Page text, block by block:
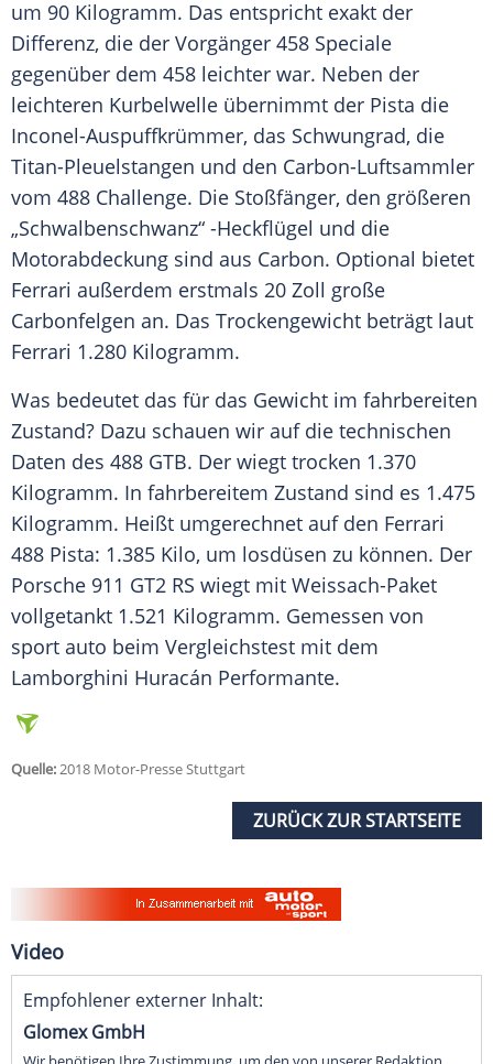
um 90 Kilogramm. Das entspricht exakt der
Differenz, die der Vorgänger 458 Speciale
gegenüber dem 458 leichter war. Neben der
leichteren Kurbelwelle übernimmt der Pista die
Inconel-Auspuffkrümmer, das Schwungrad, die
Titan-Pleuelstangen und den Carbon-Luftsammler
vom 488 Challenge. Die Stoßfänger, den größeren
„Schwalbenschwanz“ -Heckflügel und die
Motorabdeckung sind aus Carbon. Optional bietet
Ferrari außerdem erstmals 20 Zoll große
Carbonfelgen an. Das Trockengewicht beträgt laut
Ferrari 1.280 Kilogramm.
Was bedeutet das für das Gewicht im fahrbereiten
Zustand? Dazu schauen wir auf die technischen
Daten des 488 GTB. Der wiegt trocken 1.370
Kilogramm. In fahrbereitem Zustand sind es 1.475
Kilogramm. Heißt umgerechnet auf den Ferrari
488 Pista: 1.385 Kilo, um losdüsen zu können. Der
Porsche 911 GT2 RS wiegt mit Weissach-Paket
vollgetankt 1.521 Kilogramm. Gemessen von
sport auto beim Vergleichstest mit dem
Lamborghini Huracán Performante.
Quelle:2018 Motor-Presse Stuttgart
ZURÜCK ZUR STARTSEITE
Video
Empfohlener externer Inhalt:
Glomex GmbH